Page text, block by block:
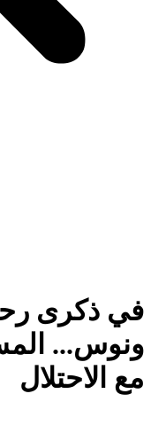
في ذكرى
ونوس...
مع الاحتلال